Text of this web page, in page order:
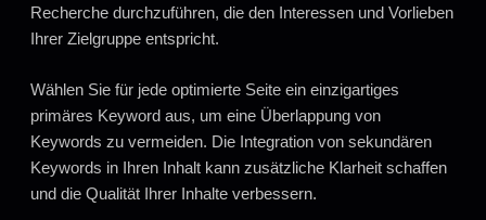
Recherche durchzuführen, die den Interessen und Vorlieben
Ihrer Zielgruppe entspricht.
Wählen Sie für jede optimierte Seite ein einzigartiges
primäres Keyword aus, um eine Überlappung von
Keywords zu vermeiden. Die Integration von sekundären
Keywords in Ihren Inhalt kann zusätzliche Klarheit schaffen
und die Qualität Ihrer Inhalte verbessern.